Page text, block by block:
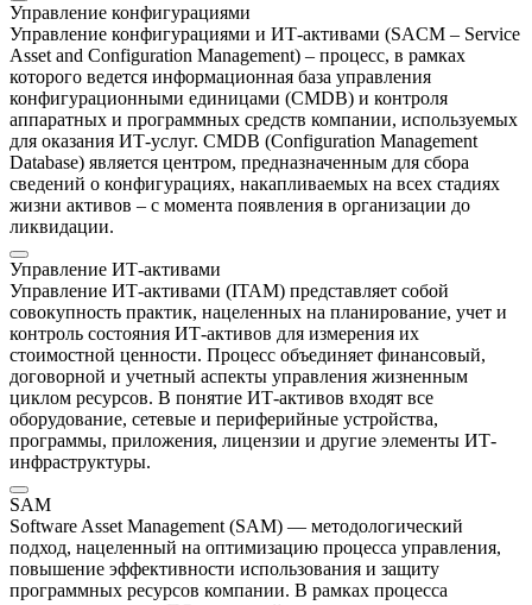
Управление конфигурациями
Управление конфигурациями и ИТ-активами (SACM – Service
Asset and Configuration Management) – процесс, в рамках
которого ведется информационная база управления
конфигурационными единицами (CMDB) и контроля
аппаратных и программных средств компании, используемых
для оказания ИТ-услуг. CMDB (Configuration Management
Database) является центром, предназначенным для сбора
сведений о конфигурациях, накапливаемых на всех стадиях
жизни активов – с момента появления в организации до
ликвидации.
Управление ИТ-активами
Управление ИТ-активами (ITAM) представляет собой
совокупность практик, нацеленных на планирование, учет и
контроль состояния ИТ-активов для измерения их
стоимостной ценности. Процесс объединяет финансовый,
договорной и учетный аспекты управления жизненным
циклом ресурсов. В понятие ИТ-активов входят все
оборудование, сетевые и периферийные устройства,
программы, приложения, лицензии и другие элементы ИТ-
инфраструктуры.
SAM
Software Asset Management (SAM) — методологический
подход, нацеленный на оптимизацию процесса управления,
повышение эффективности использования и защиту
программных ресурсов компании. В рамках процесса